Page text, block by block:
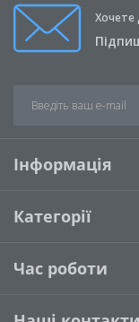
Хочете
Інформація
Категорії
Час роботи